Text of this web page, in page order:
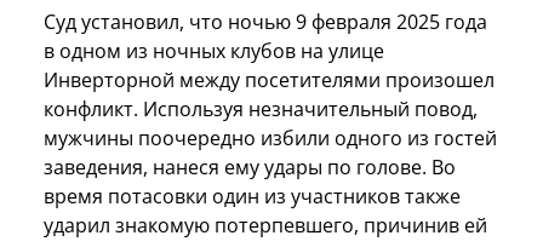
Суд установил, что ночью 9 февраля 2025 года
в одном из ночных клубов на улице
Инверторной между посетителями произошел
конфликт. Используя незначительный повод,
мужчины поочередно избили одного из гостей
заведения, нанеся ему удары по голове. Во
время потасовки один из участников также
ударил знакомую потерпевшего, причинив ей